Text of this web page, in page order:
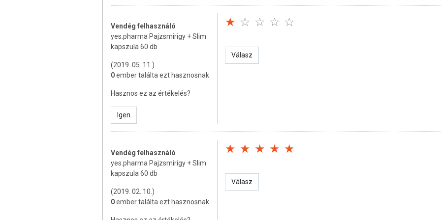
A termék nem helyettesíti a kiegyensúlyozott, vegyes étrendet és az egészséges életmódot! A termék nem
gyógyít betegségeket! A termék nem az orvosi kezelés helyettesítésére alkalmas! Betegség esetén
használatát beszélje meg kezelőorvosával. Az ajánlott napi fogyasztási mennyiséget ne lépje túl! Ne
szedje a készítményt, ha az összetevők bármelyikére érzékeny vagy allergiás! Kisgyermektől elzárva
Vendég felhasználó
yes.pharma Pajzsmirigy + Slim
kapszula 60 db
(2019. 05. 11.)
0ember találta ezt hasznosnak
Hasznos ez az értékelés?
Igen
Válasz
Vendég felhasználó
yes.pharma Pajzsmirigy + Slim
kapszula 60 db
(2019. 02. 10.)
0ember találta ezt hasznosnak
Válasz